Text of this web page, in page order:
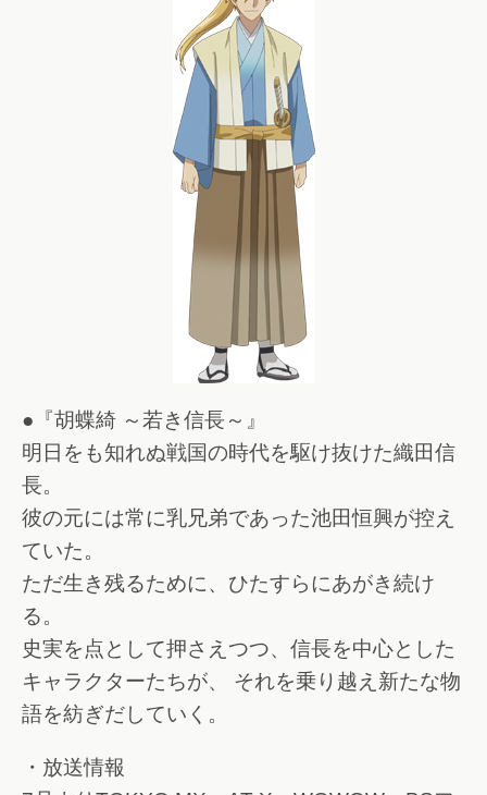
●『胡蝶綺 ～若き信長～』
明日をも知れぬ戦国の時代を駆け抜けた織田信
長。
彼の元には常に乳兄弟であった池田恒興が控え
ていた。
ただ生き残るために、ひたすらにあがき続け
る。
史実を点として押さえつつ、信長を中心とした
キャラクターたちが、 それを乗り越え新たな物
語を紡ぎだしていく。
・放送情報